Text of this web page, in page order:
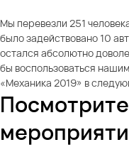
Мы перевезли 251
было задействовано 10
остался абсолютно
бы воспользоваться
«Механика 2019» в